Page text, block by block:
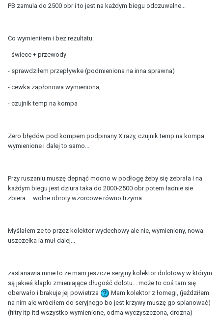
PB zamula do 2500 obr i to jest na każdym biegu odczuwalne...
Co wymieniłem i bez rezultatu:
- świece + przewody
- sprawdziłem przepływke (podmieniona na inna sprawna)
- cewka zapłonowa wymieniona,
- czujnik temp na kompa
Zero błędów pod kompem podpinany X razy, czujnik temp na kompa
wymienione i dalej to samo...
Przy ruszaniu muszę depnąć mocno w podłogę żeby się zebrała i na
każdym biegu jest dziura taka do 2000-2500 obr potem ładnie sie
zbiera.... wolne obroty wzorcowe równo trzyma...
Myślałem ze to przez kolektor wydechowy ale nie, wymieniony, nowa
uszczelka ia muł dalej...
zastanawia mnie to że mam jeszcze seryjny kolektor dolotowy w którym
są jakieś klapki zmieniające długość dolotu... może to coś tam się
oberwało i brakuje jej powietrza
Mam kolektor z łomegi, (jeździłem
na nim ale wróciłem do seryjnego bo jest krzywy muszę go splanować)
(filtry itp itd wszystko wymienione, odma wyczyszczona, drozna)